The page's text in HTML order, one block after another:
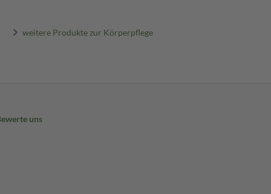
weitere Produkte zur Körperpflege
uns